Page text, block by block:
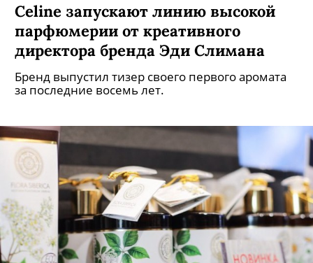
Celine запускают линию высокой
парфюмерии от креативного
директора бренда Эди Слимана
Бренд выпустил тизер своего первого аромата
за последние восемь лет.